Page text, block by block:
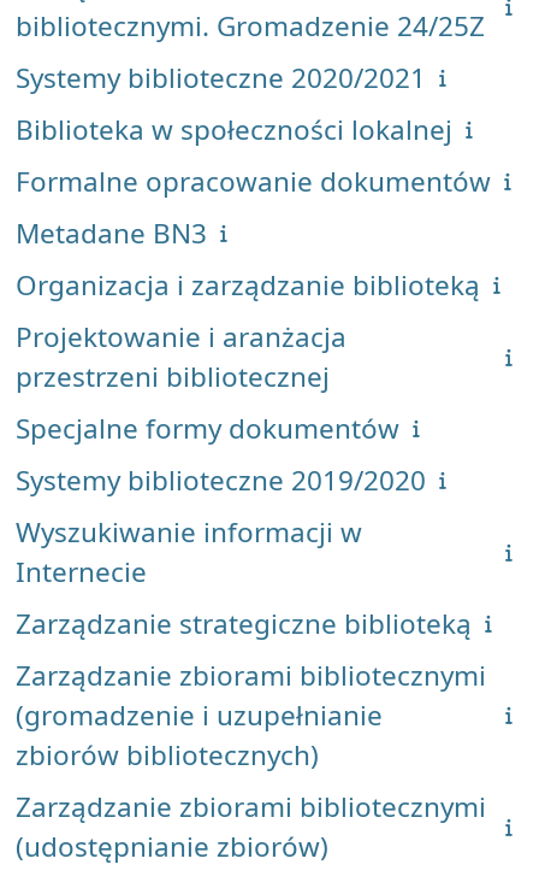
bibliotecznymi. Gromadzenie 24/25Z
Systemy biblioteczne 2020/2021
Biblioteka w społeczności lokalnej
Formalne opracowanie dokumentów
Metadane BN3
Organizacja i zarządzanie biblioteką
Projektowanie i aranżacja
przestrzeni bibliotecznej
Specjalne formy dokumentów
Systemy biblioteczne 2019/2020
Wyszukiwanie informacji w
Internecie
Zarządzanie strategiczne biblioteką
Zarządzanie zbiorami bibliotecznymi
(gromadzenie i uzupełnianie
zbiorów bibliotecznych)
Zarządzanie zbiorami bibliotecznymi
(udostępnianie zbiorów)